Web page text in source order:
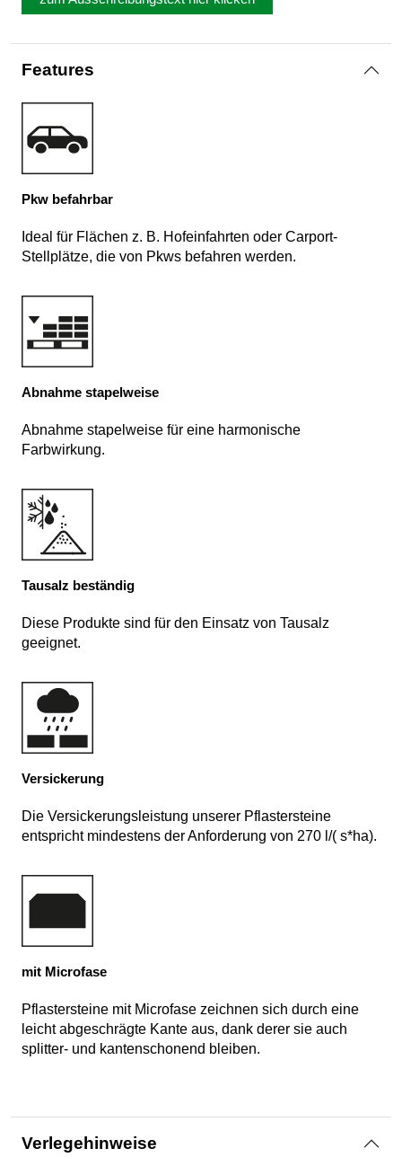
Features
Pkw befahrbar
Ideal für Flächen z. B. Hofeinfahrten oder Carport-
Stellplätze, die von Pkws befahren werden.
Abnahme stapelweise
Abnahme stapelweise für eine harmonische
Farbwirkung.
Tausalz beständig
Diese Produkte sind für den Einsatz von Tausalz
geeignet.
Versickerung
Die Versickerungsleistung unserer Pflastersteine
entspricht mindestens der Anforderung von 270 l/( s*ha).
mit Microfase
Pflastersteine mit Microfase zeichnen sich durch eine
leicht abgeschrägte Kante aus, dank derer sie auch
splitter- und kantenschonend bleiben.
Verlegehinweise